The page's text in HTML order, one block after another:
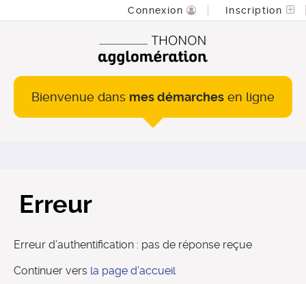
Connexion Inscription
Bienvenue dans mes démarches en ligne
Erreur
Erreur d’authentification : pas de réponse reçue
Continuer vers la page d’accueil